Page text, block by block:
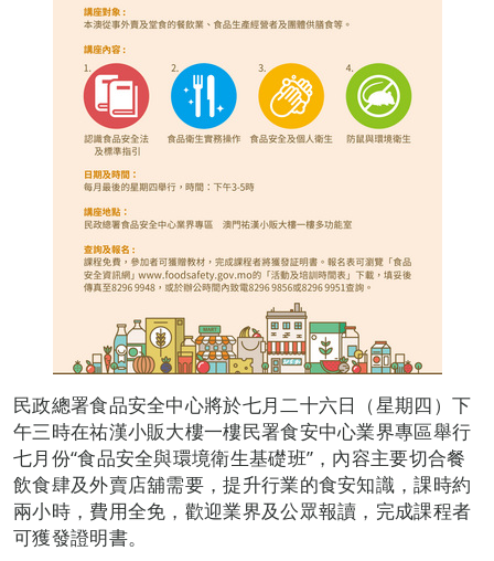
民政總署食品安全中心將於七月二十六日（星期四）下
午三時在祐漢小販大樓一樓民署食安中心業界專區舉行
七月份“食品安全與環境衛生基礎班”，內容主要切合餐
飲食肆及外賣店舖需要，提升行業的食安知識，課時約
兩小時，費用全免，歡迎業界及公眾報讀，完成課程者
可獲發證明書。